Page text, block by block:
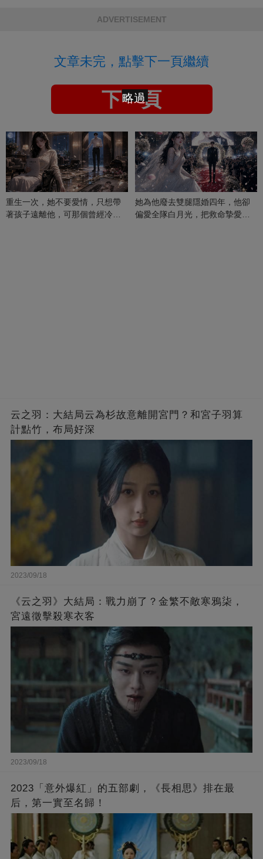
ADVERTISEMENT
文章未完，點擊下一頁繼續
下一頁
重生一次，她不要愛情，只想帶
著孩子遠離他，可那個曾經冷漠
她為他廢去雙腿隱婚四年，他卻
偏愛全隊白月光，把救命摯愛當
云之羽：大結局云為杉故意離開宮門？和宮子羽算
計點竹，布局好深
2023/09/18
《云之羽》大結局：戰力崩了？金繁不敵寒鴉柒，
宮遠徵擊殺寒衣客
2023/09/18
2023「意外爆紅」的五部劇，《長相思》排在最
后，第一實至名歸！
略過